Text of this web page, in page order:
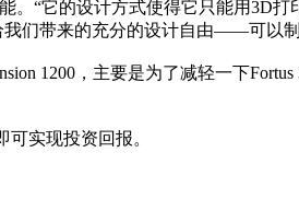
“它的设计方式使得它只能用3D
我们带来的充分的设计自由——可以
1200，主要是为了减轻一下
可实现投资回报。